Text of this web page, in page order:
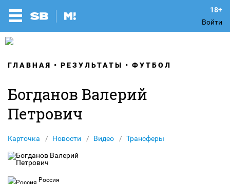
Войти
ГЛАВНАЯ РЕЗУЛЬТАТЫ ФУТБОЛ
Богданов Валерий
Петрович
Карточка Новости Видео Трансферы
Россия